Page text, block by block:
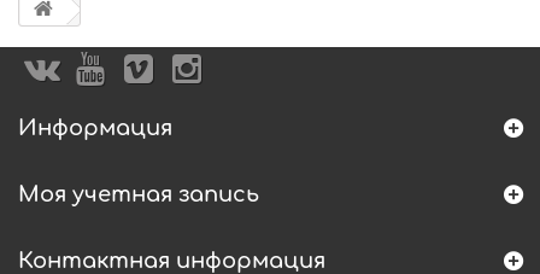
Информация
Моя учетная запись
Контактная информация